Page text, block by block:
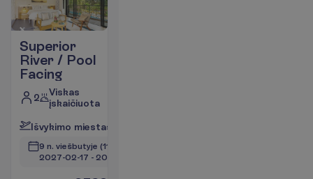
Superior
River / Pool
Facing
2
Viskas
įskaičiuota
Išvykimo miestas
9 n. viešbutyje (11 n. iš viso)
2027-02-17 - 2027-02-27